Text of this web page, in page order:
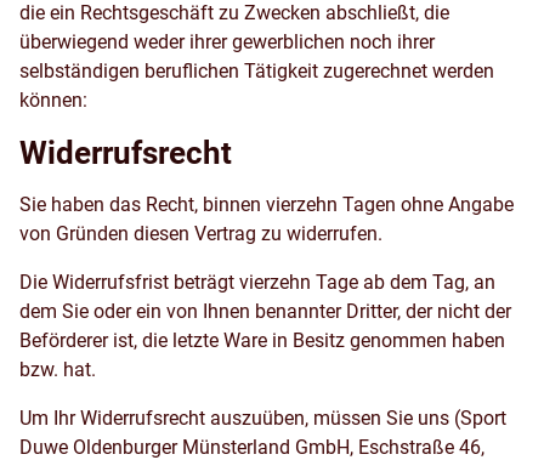
die ein Rechtsgeschäft zu Zwecken abschließt, die
überwiegend weder ihrer gewerblichen noch ihrer
selbständigen beruflichen Tätigkeit zugerechnet werden
können:
Widerrufsrecht
Sie haben das Recht, binnen vierzehn Tagen ohne Angabe
von Gründen diesen Vertrag zu widerrufen.
Die Widerrufsfrist beträgt vierzehn Tage ab dem Tag, an
dem Sie oder ein von Ihnen benannter Dritter, der nicht der
Beförderer ist, die letzte Ware in Besitz genommen haben
bzw. hat.
Um Ihr Widerrufsrecht auszuüben, müssen Sie uns (Sport
Duwe Oldenburger Münsterland GmbH, Eschstraße 46,